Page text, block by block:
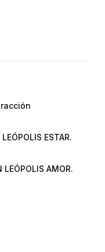
. XV. EN LEÓPOLIS ESTAR.
. XIV. EN LEÓPOLIS AMOR.